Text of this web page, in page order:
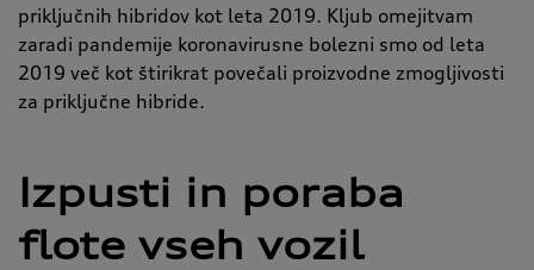
priključnih hibridov kot leta 2019. Kljub omejitvam
zaradi pandemije koronavirusne bolezni smo od leta
2019 več kot štirikrat povečali proizvodne zmogljivosti
za priključne hibride.
Izpusti in poraba
flote vseh vozil